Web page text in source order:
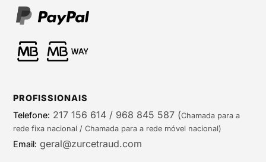
PROFISSIONAIS
Telefone: 217 156 614 / 968 845 587 (Chamada para a
rede fixa nacional / Chamada para a rede móvel nacional)
Email: geral@zurcetraud.com